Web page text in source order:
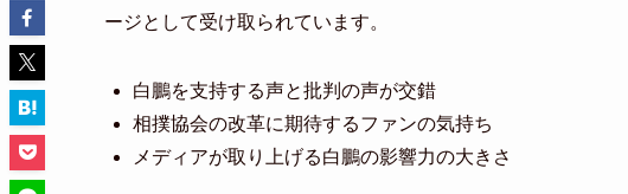
ージとして受け取られています。
白鵬を支持する声と批判の声が交錯
相撲協会の改革に期待するファンの気持ち
メディアが取り上げる白鵬の影響力の大きさ